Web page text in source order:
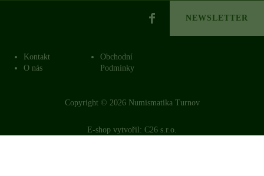
NEWSLETTER
Kontakt
O nás
Obchodní
Podmínky
Copyright © 2026 Numismatika Turnov
E-shop vytvořil: C26 s.r.o.